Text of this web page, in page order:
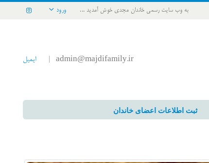
به وب سایت رسمی خاندان مجدی خوش آمدید ... ورود
admin@majdifamily.ir ایمیل
ثبت اطلاعات اعضای خاندان